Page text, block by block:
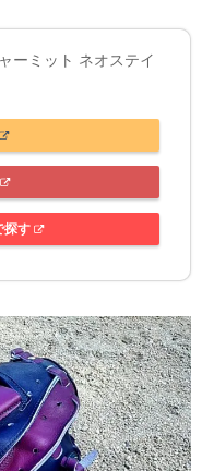
ーミット ネオステイ
探す